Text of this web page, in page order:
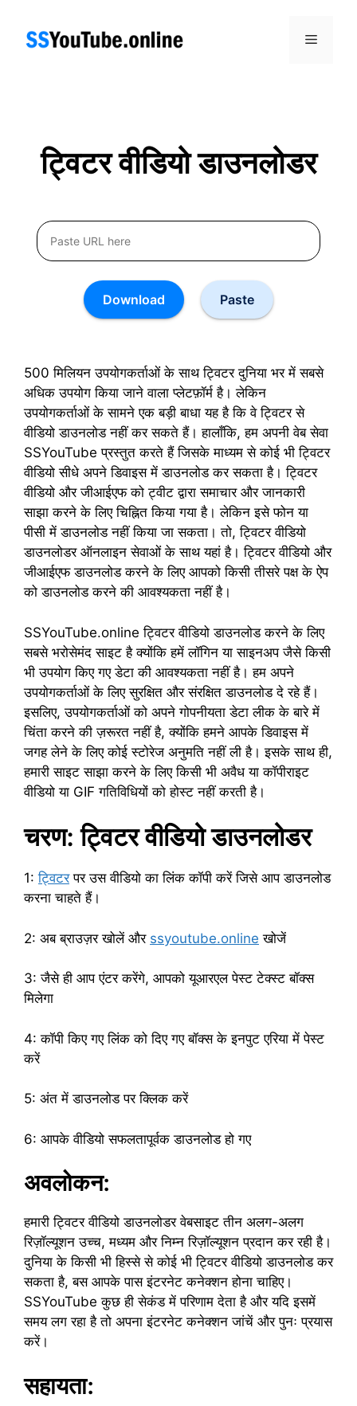
content
Menu
ट्विटर वीडियो डाउनलोडर
Download Paste
500 मिलियन उपयोगकर्ताओं के साथ ट्विटर दुनिया भर में सबसे
अधिक उपयोग किया जाने वाला प्लेटफ़ॉर्म है। लेकिन
उपयोगकर्ताओं के सामने एक बड़ी बाधा यह है कि वे ट्विटर से
वीडियो डाउनलोड नहीं कर सकते हैं। हालाँकि, हम अपनी वेब सेवा
SSYouTube प्रस्तुत करते हैं जिसके माध्यम से कोई भी ट्विटर
वीडियो सीधे अपने डिवाइस में डाउनलोड कर सकता है। ट्विटर
वीडियो और जीआईएफ को ट्वीट द्वारा समाचार और जानकारी
साझा करने के लिए चिह्नित किया गया है। लेकिन इसे फोन या
पीसी में डाउनलोड नहीं किया जा सकता। तो, ट्विटर वीडियो
डाउनलोडर ऑनलाइन सेवाओं के साथ यहां है। ट्विटर वीडियो और
जीआईएफ डाउनलोड करने के लिए आपको किसी तीसरे पक्ष के ऐप
को डाउनलोड करने की आवश्यकता नहीं है।
SSYouTube.online ट्विटर वीडियो डाउनलोड करने के लिए
सबसे भरोसेमंद साइट है क्योंकि हमें लॉगिन या साइनअप जैसे किसी
भी उपयोग किए गए डेटा की आवश्यकता नहीं है। हम अपने
उपयोगकर्ताओं के लिए सुरक्षित और संरक्षित डाउनलोड दे रहे हैं।
इसलिए, उपयोगकर्ताओं को अपने गोपनीयता डेटा लीक के बारे में
चिंता करने की ज़रूरत नहीं है, क्योंकि हमने आपके डिवाइस में
जगह लेने के लिए कोई स्टोरेज अनुमति नहीं ली है। इसके साथ ही,
हमारी साइट साझा करने के लिए किसी भी अवैध या कॉपीराइट
वीडियो या GIF गतिविधियों को होस्ट नहीं करती है।
चरण: ट्विटर वीडियो डाउनलोडर
1:ट्विटरपर उस वीडियो का लिंक कॉपी करें जिसे आप डाउनलोड
करना चाहते हैं।
2: अब ब्राउज़र खोलें और ssyoutube.online खोजें
3: जैसे ही आप एंटर करेंगे, आपको यूआरएल पेस्ट टेक्स्ट बॉक्स
मिलेगा
4: कॉपी किए गए लिंक को दिए गए बॉक्स के इनपुट एरिया में पेस्ट
करें
5: अंत में डाउनलोड पर क्लिक करें
6: आपके वीडियो सफलतापूर्वक डाउनलोड हो गए
अवलोकन:
हमारी ट्विटर वीडियो डाउनलोडर वेबसाइट तीन अलग-अलग
रिज़ॉल्यूशन उच्च, मध्यम और निम्न रिज़ॉल्यूशन प्रदान कर रही है।
दुनिया के किसी भी हिस्से से कोई भी ट्विटर वीडियो डाउनलोड कर
सकता है, बस आपके पास इंटरनेट कनेक्शन होना चाहिए।
SSYouTube कुछ ही सेकंड में परिणाम देता है और यदि इसमें
समय लग रहा है तो अपना इंटरनेट कनेक्शन जांचें और पुनः प्रयास
करें।
सहायता: